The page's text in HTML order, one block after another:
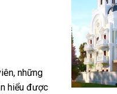
những
hiểu được